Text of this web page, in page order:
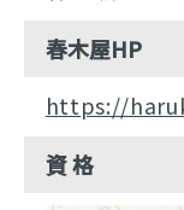
春木屋HP
https://
資 格